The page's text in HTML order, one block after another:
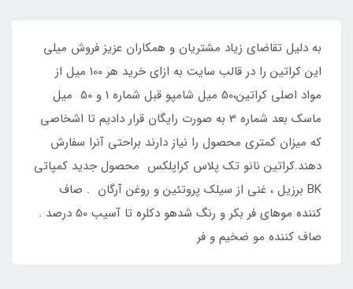
به دليل تقاضاي زياد مشتريان و همکاران عزيز فروش ميلي
اين کراتين را در قالب سايت به ازاي خريد هر 100 ميل از
مواد اصلي کراتين،50 ميل شامپو قبل شماره 1 و 50 ميل
ماسک بعد شماره 3 به صورت رايگان قرار داديم تا اشخاصي
که ميزان کمتري محصول را نياز دارند براحتي آنرا سفارش
دهند.کراتین نانو تک پلاس کراپلکس محصول جدید کمپاتی
BK برزیل ، غنی از سیلک پروتئین و روغن آرگان . صاف
کننده موهای فر بکر و رنگ شدهو دکلره تا آسیب 50 درصد .
صاف کننده مو ضخیم و فر